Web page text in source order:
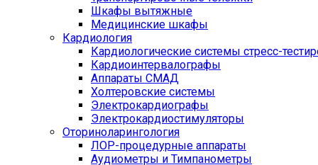
Шкафы вытяжные
Медицинские шкафы
Кардиология
Кардиологические системы стресс-
Кардиоинтервалографы
Аппараты СМАД
Холтеровские системы
Электрокардиографы
Электрокардиостимуляторы
Оториноларингология
ЛОР-процедурные аппараты
Аудиометры и Тимпанометры